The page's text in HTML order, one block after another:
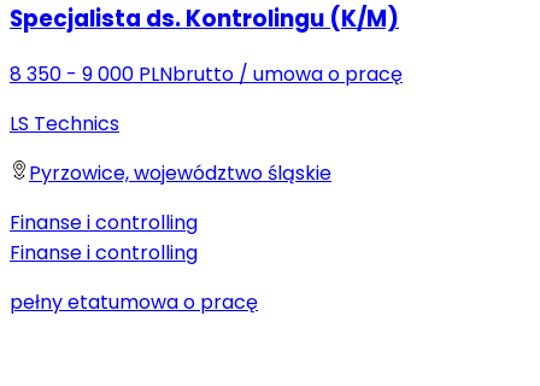
Specjalista ds. Kontrolingu (K/M)
8 350 - 9 000 PLNbrutto / umowa o pracę
LS Technics
Pyrzowice, województwo śląskie
Finanse i controlling
Finanse i controlling
pełny etatumowa o pracę